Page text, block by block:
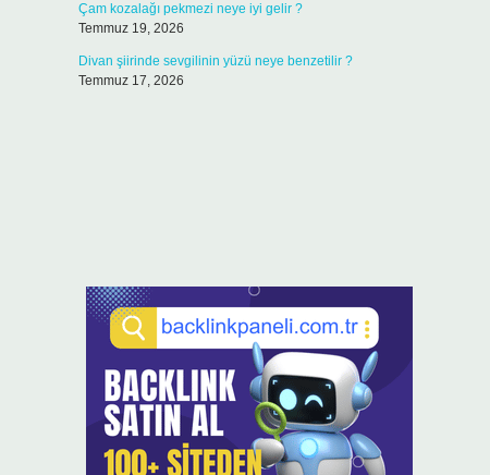
Çam kozalağı pekmezi neye iyi gelir ?
Temmuz 19, 2026
Divan şiirinde sevgilinin yüzü neye benzetilir ?
Temmuz 17, 2026